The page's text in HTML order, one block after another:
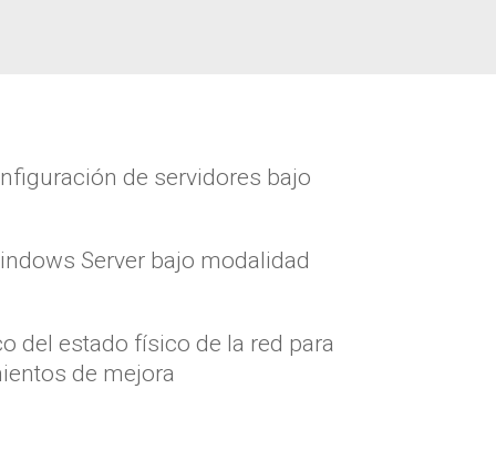
de servidores bajo
Server bajo modalidad
del estado físico de la red para
de mejora